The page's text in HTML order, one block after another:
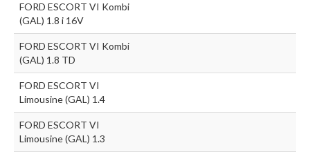
FORD ESCORT VI Kombi
(GAL) 1.8 i 16V
FORD ESCORT VI Kombi
(GAL) 1.8 TD
FORD ESCORT VI
Limousine (GAL) 1.4
FORD ESCORT VI
Limousine (GAL) 1.3